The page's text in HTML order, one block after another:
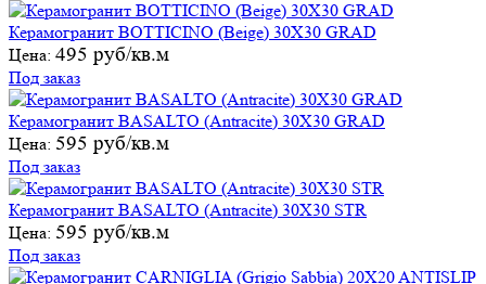
Керамогранит BOTTICINO (Beige) 30X30 GRAD
Цена: 495 руб/кв.м
Под заказ
Керамогранит BASALTO (Antracite) 30X30 GRAD
Цена: 595 руб/кв.м
Под заказ
Керамогранит BASALTO (Antracite) 30X30 STR
Цена: 595 руб/кв.м
Под заказ